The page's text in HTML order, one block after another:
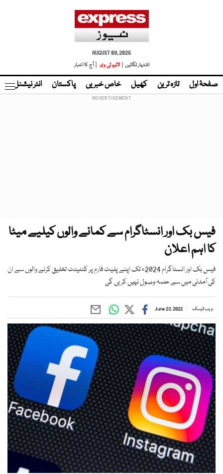
AUGUST 09, 2026
اشتہار لگائیں |
لائیو ٹی وی | آج کا اخبار
صفحۂ اول تازہ ترین کھیل خاص خبریں پاکستان انٹر نیشنل
فیس بک اور انسٹاگرام سے کمانے والوں کیلیے میٹا
کا اہم اعلان
فیس بک اور انسٹاگرام 2024ء تک اپنے پلیٹ فارم پر کنٹینٹ تخلیق کرنے والوں سے ان
کی آمدنی میں سے حصہ وصول نہیں کریں گی
ویب ڈیسک June 23, 2022